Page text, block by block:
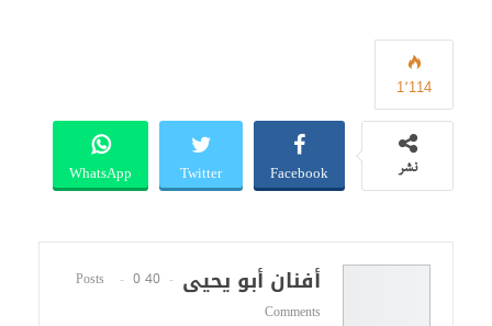
1٬114
نشر Facebook
Twitter
WhatsApp
أفنان أبو يحيى 40 Posts
0
Comments